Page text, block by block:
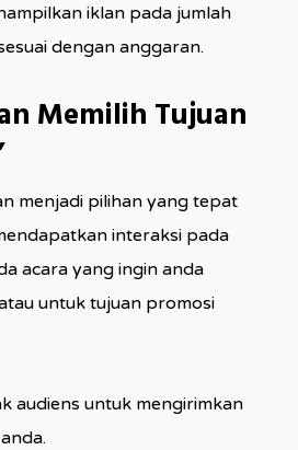
iklan pada jumlah
dengan anggaran.
Memilih Tujuan
menjadi pilihan yang tepat
interaksi pada
acara yang ingin anda
untuk tujuan promosi
audiens untuk mengirimkan